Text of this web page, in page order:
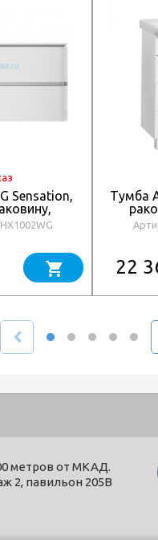
Sensation,
см, ящики,
шт
Тумба
22
метров от МКАД.
2, павильон 205В